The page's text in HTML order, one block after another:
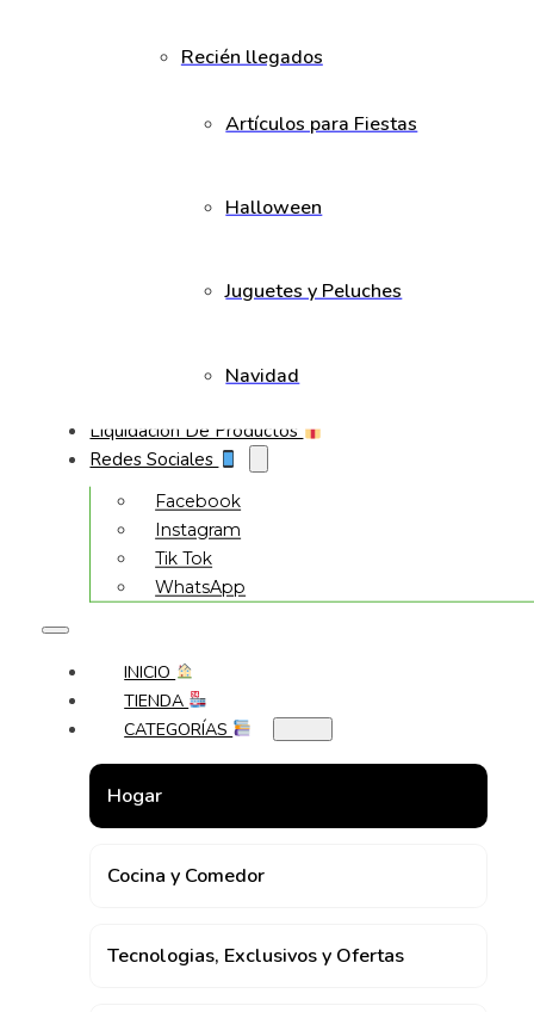
Recién llegados
Artículos para Fiestas
Halloween
Juguetes y Peluches
Navidad
Liquidación De Productos
Redes Sociales
Facebook
Instagram
Tik Tok
WhatsApp
INICIO
TIENDA
CATEGORÍAS
Hogar
Cocina y Comedor
Tecnologias, Exclusivos y Ofertas